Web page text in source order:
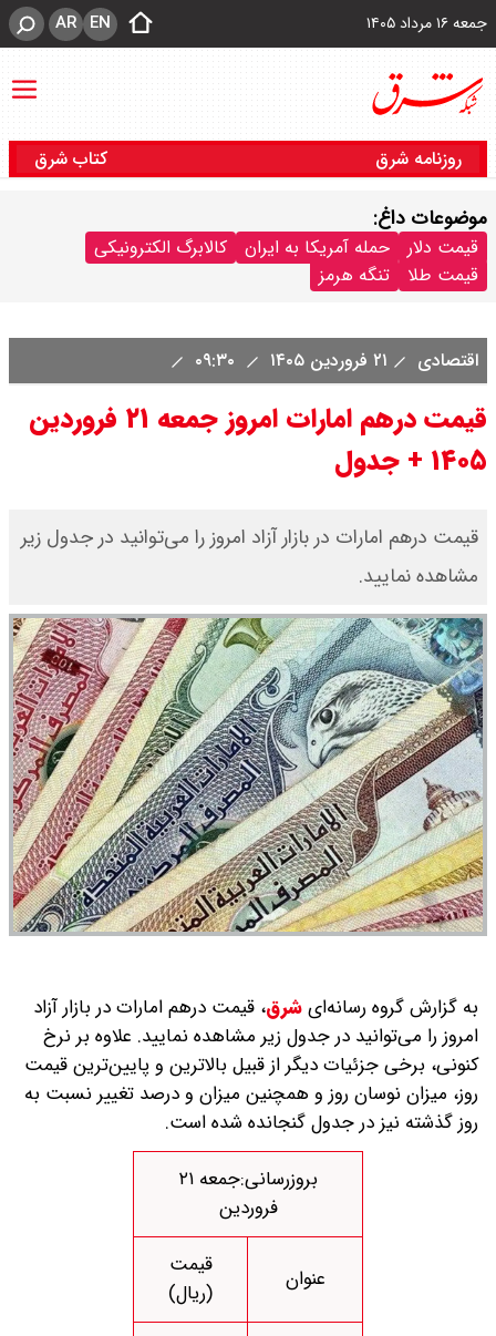
جمعه ۱۶ مرداد ۱۴۰۵ EN
AR
روزنامه شرق کتاب شرق
موضوعات داغ:
قیمت دلار حمله آمریکا به ایران
کالابرگ الکترونیکی
قیمت طلا
تنگه هرمز
اقتصادی ۲۱ فروردین ۱۴۰۵
قیمت درهم امارات امروز جمعه ۲۱ فروردین
۱۴۰۵ + جدول
قیمت درهم امارات در بازار آزاد امروز را می‌توانید در جدول زیر
مشاهده نمایید.
به گزارش گروه رسانه‌ایشرق، قیمت درهم امارات در بازار آزاد
امروز را می‌توانید در جدول زیر مشاهده نمایید. علاوه بر نرخ
کنونی، برخی جزئیات دیگر از قبیل بالاترین و پایین‌ترین قیمت
روز، میزان نوسان روز و همچنین میزان و درصد تغییر نسبت به
روز گذشته نیز در جدول گنجانده شده است.
بروزرسانی:جمعه ۲۱
فروردین
عنوان
قیمت
(ریال)